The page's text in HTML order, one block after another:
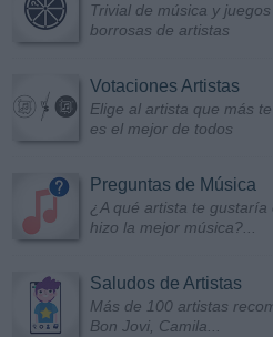
Trivial de música y
borrosas de artistas
Votaciones Artistas
Elige al artista que más
es el mejor de todos
Preguntas de Música
¿A qué artista te
hizo la mejor música?...
Saludos de Artistas
Más de 100 artistas
Bon Jovi, Camila...